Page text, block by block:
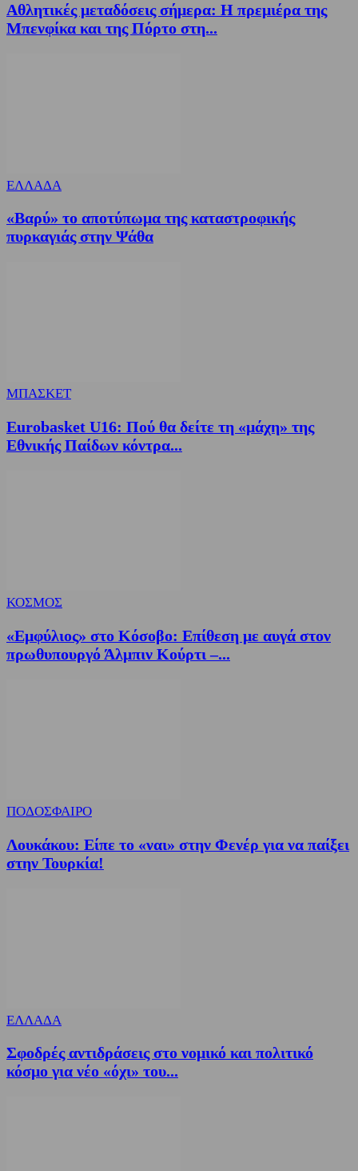
Αθλητικές μεταδόσεις σήμερα: Η πρεμιέρα της
Μπενφίκα και της Πόρτο στη...
ΕΛΛΑΔΑ
«Βαρύ» το αποτύπωμα της καταστροφικής
πυρκαγιάς στην Ψάθα
ΜΠΑΣΚΕΤ
Eurobasket U16: Πού θα δείτε τη «μάχη» της
Εθνικής Παίδων κόντρα...
ΚΟΣΜΟΣ
«Εμφύλιος» στο Κόσοβο: Επίθεση με αυγά στον
πρωθυπουργό Άλμπιν Κούρτι –...
ΠΟΔΟΣΦΑΙΡΟ
Λουκάκου: Είπε το «ναι» στην Φενέρ για να παίξει
στην Τουρκία!
ΕΛΛΑΔΑ
Σφοδρές αντιδράσεις στο νομικό και πολιτικό
κόσμο για νέο «όχι» του...